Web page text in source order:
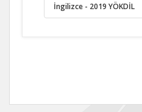
İngilizce - 2019 YÖKDİL